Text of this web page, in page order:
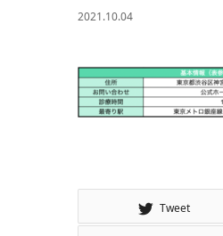
2021.10.04
Tweet